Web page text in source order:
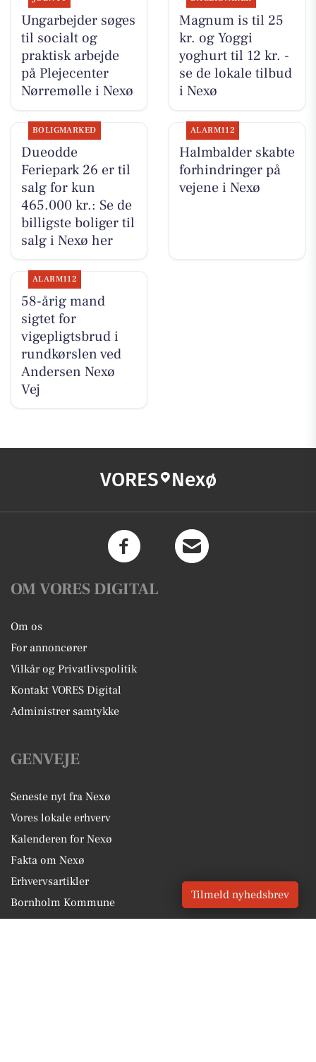
Ungarbejder søges
til socialt og
praktisk arbejde
på Plejecenter
Nørremølle i Nexø
Magnum is til 25
kr. og Yoggi
yoghurt til 12 kr. -
se de lokale tilbud
i Nexø
BOLIGMARKED
Dueodde
Feriepark 26 er til
salg for kun
465.000 kr.: Se de
billigste boliger til
salg i Nexø her
ALARM112
Halmbalder skabte
forhindringer på
vejene i Nexø
ALARM112
58-årig mand
sigtet for
vigepligtsbrud i
rundkørslen ved
Andersen Nexø
Vej
VORES Nexø
OM VORES DIGITAL
Om os
For annoncører
Vilkår og Privatlivspolitik
Kontakt VORES Digital
Administrer samtykke
GENVEJE
Seneste nyt fra Nexø
Vores lokale erhverv
Kalenderen for Nexø
Fakta om Nexø
Erhvervsartikler
Bornholm Kommune
Tilmeld nyhedsbrev